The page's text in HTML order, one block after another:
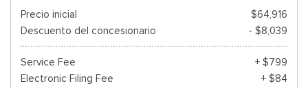
Precio inicial
$64,916
Descuento del concesionario
- $8,039
Service Fee
+ $799
Electronic Filing Fee
+ $84